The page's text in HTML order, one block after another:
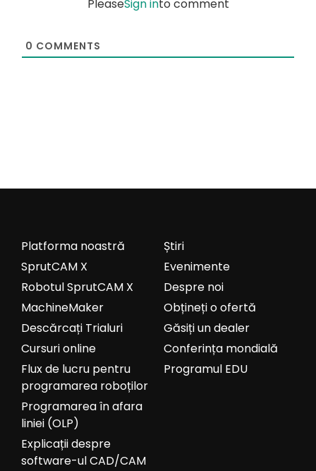
PleaseSign into comment
0 COMMENTS
Știri
Evenimente
Despre noi
Obțineți o ofertă
Găsiți un dealer
Conferința mondială
Programul EDU
Platforma noastră
SprutCAM X
Robotul SprutCAM X
MachineMaker
Descărcați Trialuri
Cursuri online
Flux de lucru pentru
programarea roboților
Programarea în afara
liniei (OLP)
Explicații despre
software-ul CAD/CAM